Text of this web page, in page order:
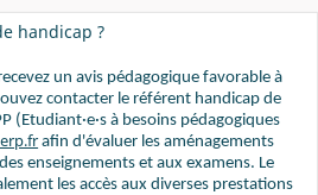
handicap ?
un avis pédagogique favorable à
contacter le référent handicap de
(Etudiant·e·s à besoins pédagogiques
afin d'évaluer les aménagements
enseignements et aux examens. Le
les accès aux diverses prestations